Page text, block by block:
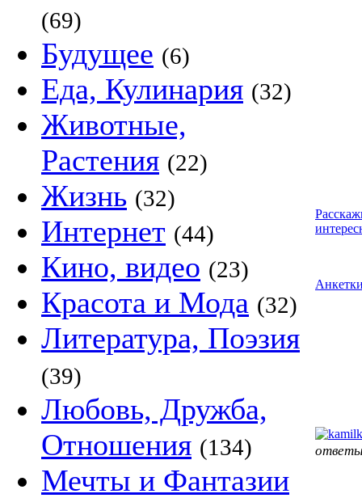
(69)
Будущее (6)
Еда, Кулинария (32)
Животные,
Растения (22)
Жизнь (32)
Интернет (44)
Кино, видео (23)
Красота и Мода (32)
Литература, Поэзия
(39)
Любовь, Дружба,
Отношения (134)
Мечты и Фантазии